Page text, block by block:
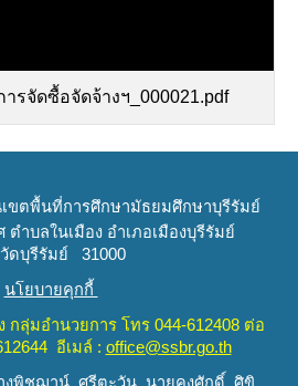
ารจัดซื้อจัดจ้างฯ_000021.pdf
เขตพื้นที่การศึกษามัธยมศึกษาบุรีรัมย์
ำบลในเมือง อำเภอเมืองบุรีรัมย์
ดบุรีรัมย์ 31000
นโยบายคุกกี้
กลุ่มอำนวยการ โทร 044-612408 ต่อ
อีเมล์ : office@ssbr.go.th